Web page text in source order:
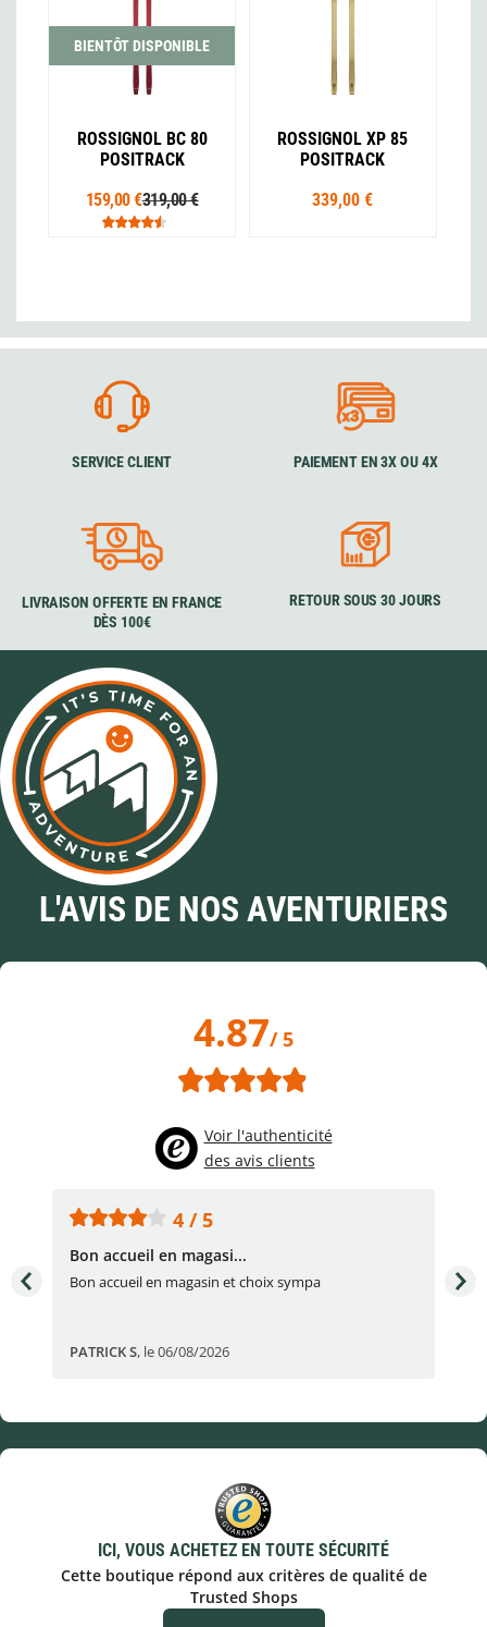
BIENTÔT DISPONIBLE
ROSSIGNOL BC 80
POSITRACK
159,00 €319,00 €
ROSSIGNOL XP 85
POSITRACK
339,00 €
SERVICE CLIENT PAIEMENT EN 3X OU 4X
LIVRAISON OFFERTE EN FRANCE
DÈS 100€
RETOUR SOUS 30 JOURS
L'AVIS DE NOS AVENTURIERS
4.87/ 5
Voir l'authenticité
des avis clients
4 / 5
Bon accueil en magasi...
Bon accueil en magasin et choix sympa
PATRICK S, le 06/08/2026
ICI, VOUS ACHETEZ EN TOUTE SÉCURITÉ
Cette boutique répond aux critères de qualité de
Trusted Shops